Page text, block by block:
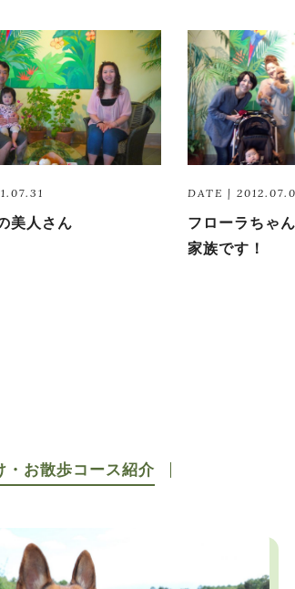
美人さん
DATE |
フローラちゃ
家族です！
・お散歩コース紹介